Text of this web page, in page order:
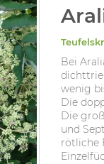
Bei
wenig
Die
Die
und
rötliche